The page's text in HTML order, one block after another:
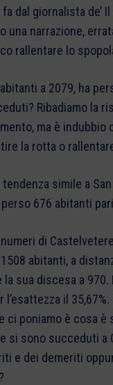
dal giornalista de’
una narrazione,
rallentare lo
a 2079, ha
Ribadiamo la
ma è indubbio
la rotta o
simile a
676 abitanti
di
abitanti, a
sua discesa a
il
ci poniamo è cosa
si sono succeduti
e dei demeriti